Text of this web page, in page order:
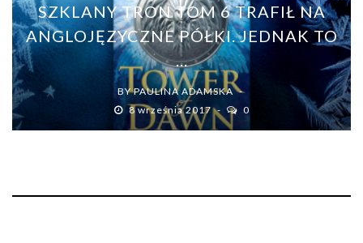
SZKLANY TRON TOM 6 TRAFIŁ NA
ANGLOJĘZYCZNE PÓŁKI. JEDNAK TO
...
BYPAULINA ADAMSKA
8 września 2017
0